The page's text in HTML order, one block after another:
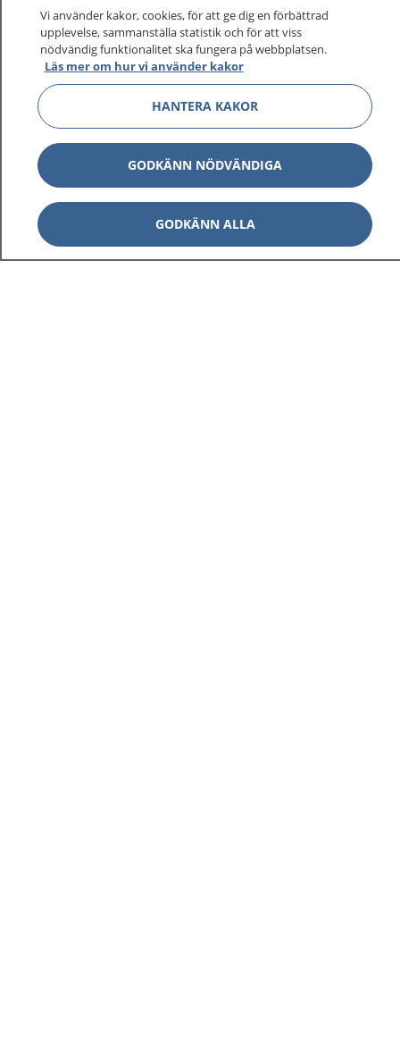
Vi använder kakor, cookies, för att ge dig en förbättrad
upplevelse, sammanställa statistik och för att viss
nödvändig funktionalitet ska fungera på webbplatsen.
Läs mer om hur vi använder kakor
HANTERA KAKOR
GODKÄNN NÖDVÄNDIGA
GODKÄNN ALLA